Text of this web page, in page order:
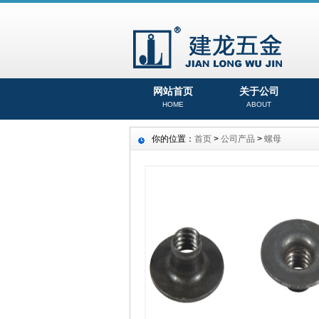
网站首页
HOME
关于公司
ABOUT
你的位置： 首页 > 公司产品 > 螺母